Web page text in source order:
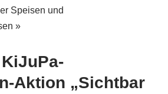
Speisen und
»
Aktion „Sichtbar